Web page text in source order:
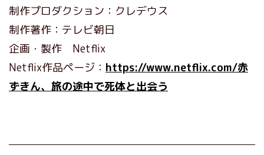
制作プロダクション：クレデウス
制作著作：テレビ朝日
企画・製作 Netflix
Netflix作品ページ： https://www.netflix.com/赤
ずきん、旅の途中で死体と出会う